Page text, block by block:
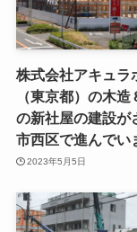
株式会社アキュラ
（東京都）の木造
の新社屋の建設が
市西区で進んでい
2023年5月5日